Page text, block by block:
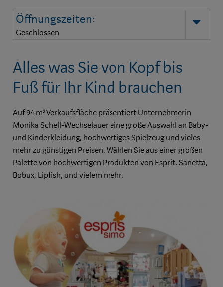
Öffnungszeiten:
Geschlossen
Alles was Sie von Kopf bis
Fuß für Ihr Kind brauchen
Auf 94 m² Verkaufsfläche präsentiert Unternehmerin
Monika Schell-Wechselauer eine große Auswahl an Baby-
und Kinderkleidung, hochwertiges Spielzeug und vieles
mehr zu günstigen Preisen. Wählen Sie aus einer großen
Palette von hochwertigen Produkten von Esprit, Sanetta,
Bobux, Lipfish, und vielem mehr.